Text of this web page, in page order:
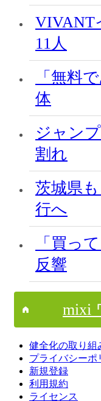
VIVANT
11人
「無料
体
ジャン
割れ
茨城県
行へ
「買っ
反響
mixi
健全化の取り組
プライバシーポ
新規登録
利用規約
ライセンス